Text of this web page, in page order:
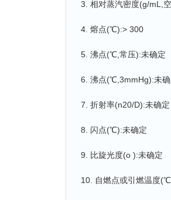
3. 相对蒸汽密度(g/mL,
4. 熔点(℃):> 300
5. 沸点(℃,常压):未确定
6. 沸点(℃,3mmHg):未
7. 折射率(n20/D):未确定
8. 闪点(℃):未确定
9. 比旋光度(o ):未确定
10. 自燃点或引燃温度